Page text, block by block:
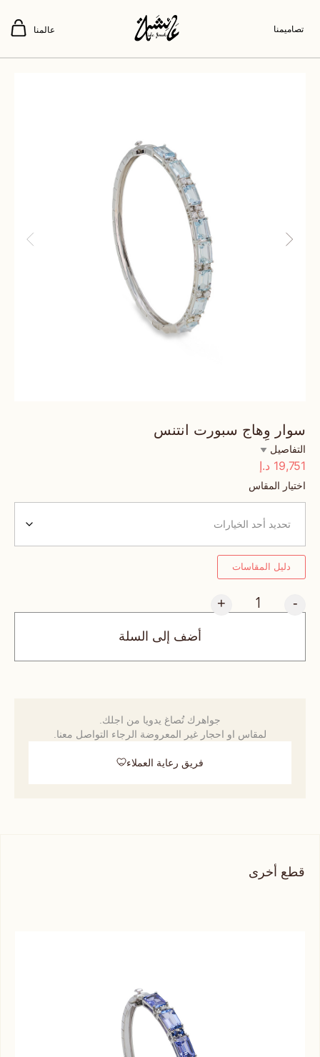
تصاميمنا عالمنا
سوار وِهاج سبورت انتنس
التفاصيل
19,751 د.إ
اختيار المقاس
دليل المقاسات
-
+
أضف إلى السلة
جواهرك تُصاغ يدويا من اجلك.
لمقاس او احجار غير المعروضة الرجاء التواصل معنا.
فريق رعاية العملاء
قطع أخرى